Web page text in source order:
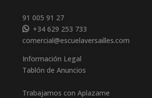
91 005 91 27
+34 629 253 733
comercial@escuelaversailles.com
Información Legal
Tablón de Anuncios
Trabajamos con Aplazame